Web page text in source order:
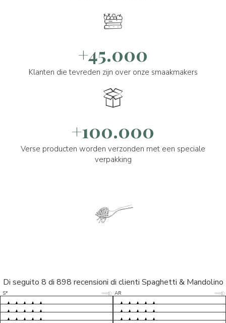
+45.000
Klanten die tevreden zijn over onze smaakmakers
+100.000
Verse producten worden verzonden met een speciale
verpakking
Di seguito 8 di 898 recensioni di clienti Spaghetti & Mandolino
S* 5/5
Tutto ok. Consegna celere , pacco
LP 5/5
M* 5/5
MC 5/5
AR 5/5
esperienza sicuramente positiva,
D* 5/5
S* 5/5